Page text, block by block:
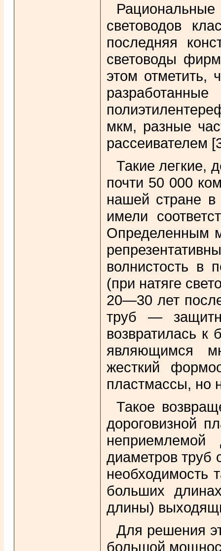
световодов
последняя
световоды
этом отметить,
мкм, разные
рассеивателем
Такие легкие,
почти 50 000
нашей стране
имели
Определенным
волнистость в
(при натяге
20—30 лет
труб —
возвратилась к
являющимся
жесткий
пластмассы, но
Такое
дороговизной
диаметров труб
необходимость
больших
длины)
Для решения
большой